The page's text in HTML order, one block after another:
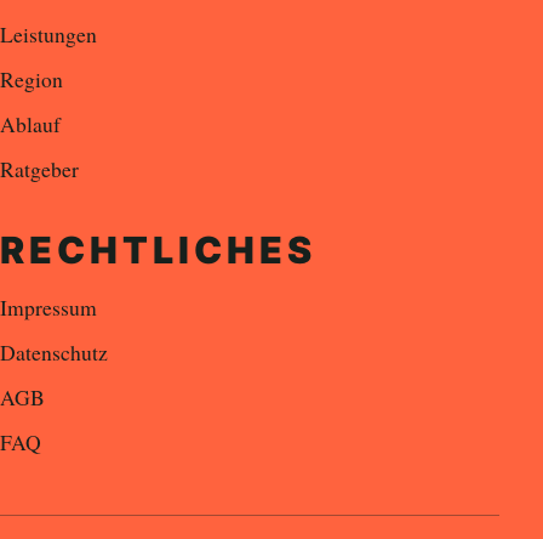
Leistungen
Region
Ablauf
Ratgeber
RECHTLICHES
Impressum
Datenschutz
AGB
FAQ